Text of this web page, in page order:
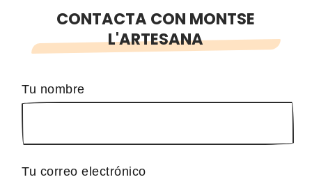
CONTACTA CON MONTSE
L'ARTESANA
Tu nombre
Tu correo electrónico